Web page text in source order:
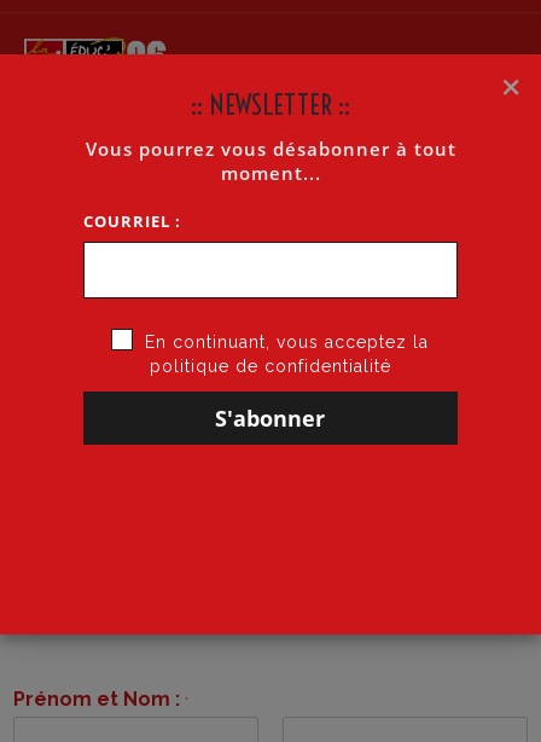
AESH – NON RENOUVELLEMENT DE CONTRAT
Accueil»AESH – Non renouvellement de contrat
AESH
NON RENOUVELLEMENT DE CONTRAT
Prénom et Nom : *
×
:: NEWSLETTER ::
Vous pourrez vous désabonner à tout
moment...
COURRIEL :
En continuant, vous acceptez la
politique de confidentialité